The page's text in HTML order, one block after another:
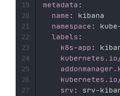
metadata :
name :
kibana
namespace : kube
labels :
k8s-app :
kubernetes.io/
srv : srv-
19
20
21
22
23
24
25
26
27